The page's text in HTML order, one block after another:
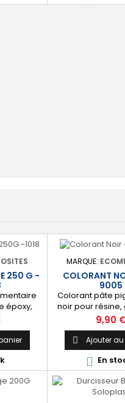
250 G -
époxy,
et
1018
MARQUE:
COLORANT
9005
Colorant pâte
noir pour
topcoat
compatible
RAL 9005 facile
Prix
9,90
 Ajouter
 En